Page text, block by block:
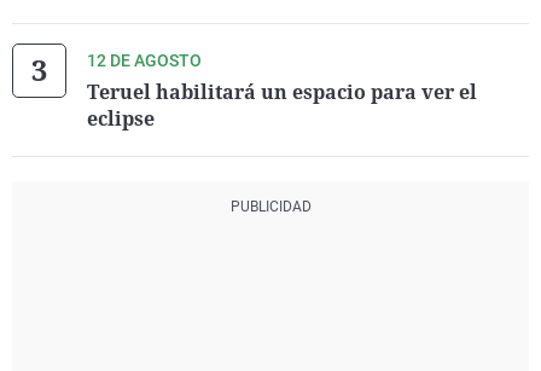
12 DE AGOSTO
Teruel habilitará un espacio para ver el
eclipse